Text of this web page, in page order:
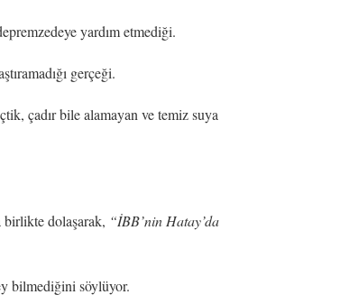
yardım etmediği.
gerçeği.
çadır bile alamayan ve temiz suya
dolaşarak, “İBB’nin Hatay’da
bilmediğini söylüyor.